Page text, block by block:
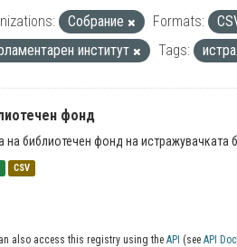
Собрание Formats:
институт
Tags:
фонд
на библиотечен фонд на истражувачката
CSV
also access this registry using the API (see API